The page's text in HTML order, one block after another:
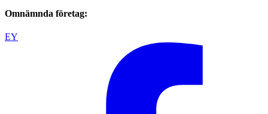
Omnämnda företag:
EY